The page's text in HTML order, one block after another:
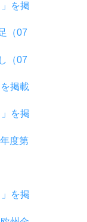
を掲
（07
（07
掲載
を掲
度第
を掲